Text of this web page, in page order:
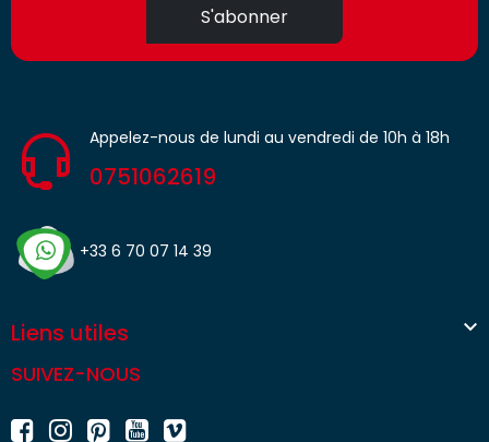
S'abonner
Appelez-nous de lundi au vendredi de 10h à 18h
0751062619
+33 6 70 07 14 39
Liens utiles 
SUIVEZ-NOUS